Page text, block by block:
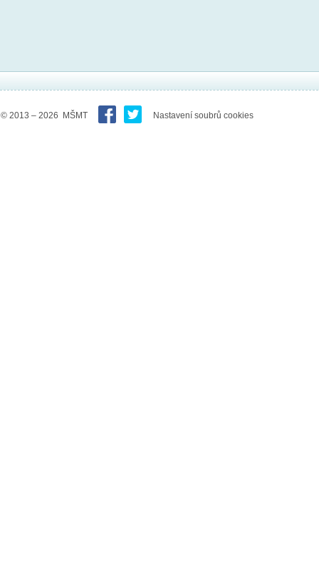
© 2013 – 2026 MŠMT Nastavení soubrů cookies